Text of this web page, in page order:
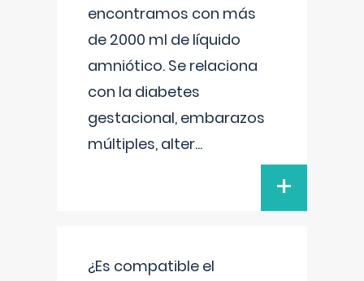
encontramos con más
de 2000 ml de líquido
amniótico. Se relaciona
con la diabetes
gestacional, embarazos
múltiples, alter...
+
¿Es compatible el